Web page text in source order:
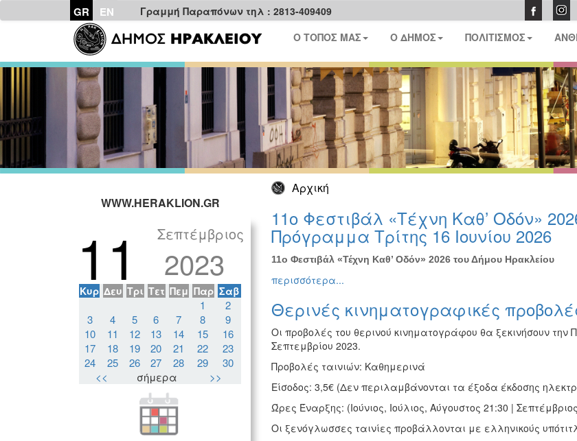
GR EN Γραμμή Παραπόνων τηλ : 2813-409409
Ο ΤΟΠΟΣ ΜΑΣ Ο ΔΗΜΟΣ ΠΟΛΙΤΙΣΜΟΣ
Αρχική
WWW.HERAKLION.GR
11 Σεπτέμβριος
2023
Κυρ Δευ Τρι Τετ Πεμ Παρ Σαβ
1
2
3
4 5 6 7 8
9
10
11 12 13 14 15
16
17
18 19 20 21 22
23
24
25 26 27 28 29
30
<<
σήμερα >>
11ο Φεστιβάλ «Τέχνη Καθ’ Οδόν»
Πρόγραμμα Τρίτης 16 Ιουνίου 2026
11ο Φεστιβάλ «Τέχνη Καθ’ Οδόν» 2026 του Δήμου Ηρακλείου
περισσότερα...
Θερινές κινηματογραφικές
Οι προβολές του θερινού κινηματογράφου θα ξεκινήσουν την
Σεπτεμβρίου 2023.
Προβολές ταινιών: Καθημερινά
Είσοδος: 3,5€ (Δεν περιλαμβάνονται τα έξοδα έκδοσης
Ώρες Έναρξης: (Ιούνιος, Ιούλιος, Αύγουστος 21:30 |
Οι ξενόγλωσσες ταινίες προβάλλονται με ελληνικούς